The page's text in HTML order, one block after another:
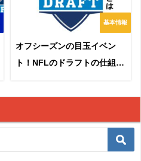
基本情報
オフシーズンの目玉イベン
ト！NFLのドラフトの仕組み